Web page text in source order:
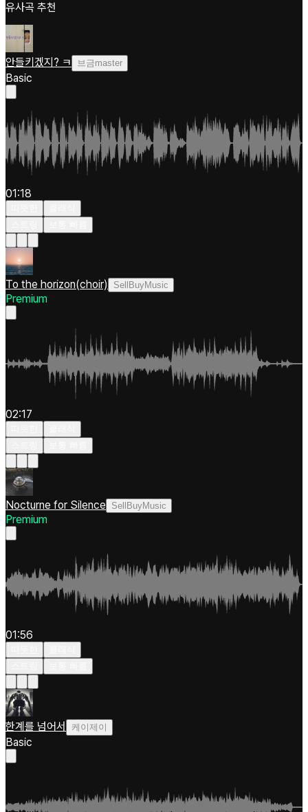
유사곡 추천
안들키겠지? ㅋ 브금master
Basic
01:18
To the horizon(choir) SellBuyMusic
Premium
02:17
Nocturne for Silence SellBuyMusic
Premium
01:56
한계를 넘어서 케이제이
Basic